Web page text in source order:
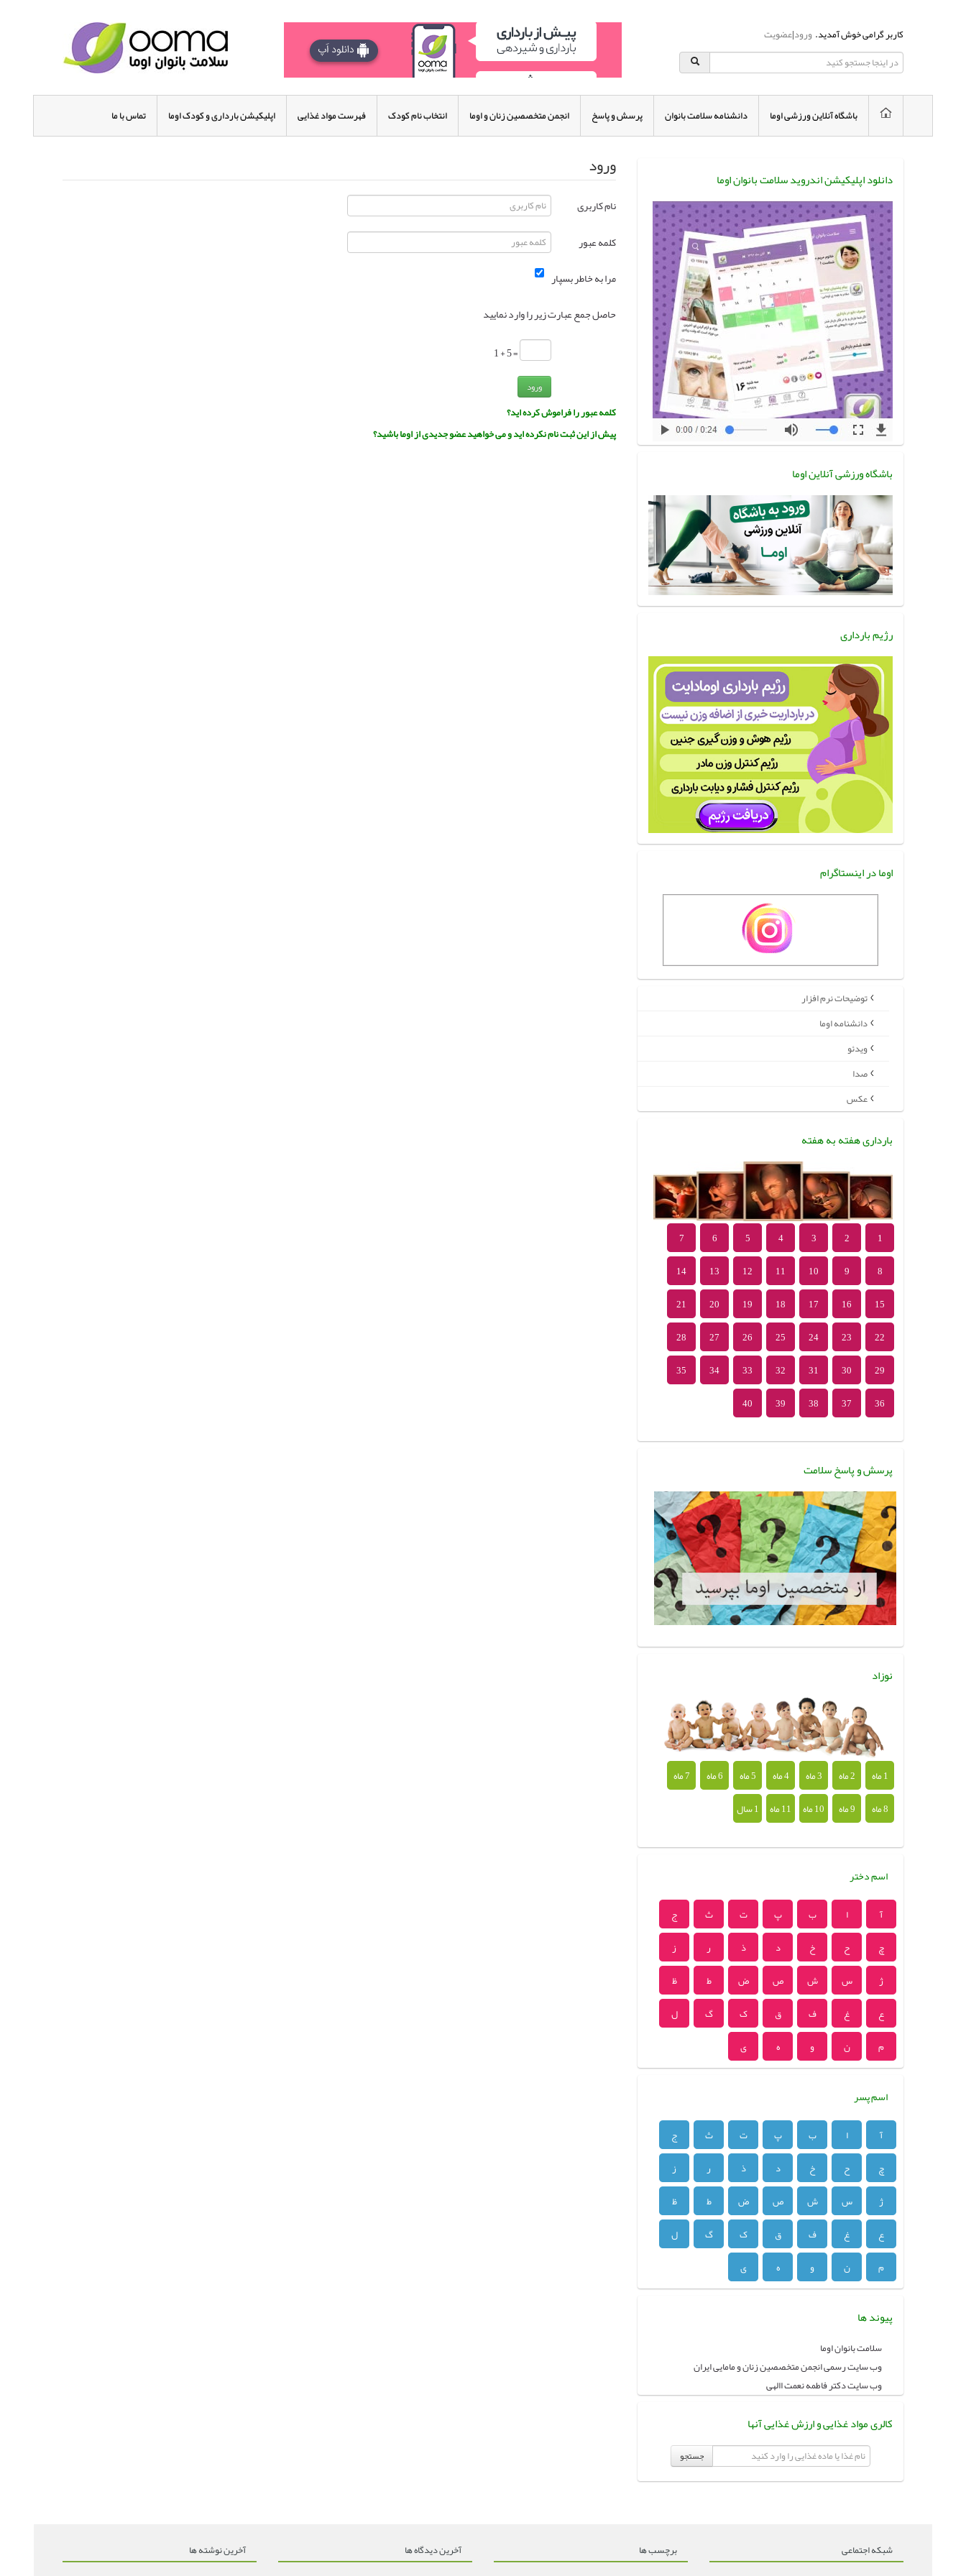
کاربر گرامی خوش آمدید.ورود|عضویت
باشگاه آنلاین ورزشی اوما دانشنامه سلامت بانوان پرسش و پاسخ انجمن متخصصین زنان و اوما انتخاب نام کودک فهرست مواد غذایی اپلیکیشن بارداری و کودک اوما تماس با ما
ورود
نام کاربری
کلمه عبور
مرا به خاطر بسپار
حاصل جمع عبارت زیر را وارد نمایید
= 5 + 1
ورود
کلمه عبور را فراموش کرده اید؟
پیش از این ثبت نام نکرده اید و می خواهید عضو جدیدی از اوما باشید؟
دانلود اپلیکیشن اندروید سلامت بانوان اوما
باشگاه ورزشی آنلاین اوما
رژیم بارداری
اوما در اینستاگرام
توضیحات نرم افزار
دانشنامه اوما
ویدئو
صدا
عکس
بارداری هفته به هفته
1
2
3
4
5
6
7
8
9
10
11
12
13
14
15
16
17
18
19
20
21
22
23
24
25
26
27
28
29
30
31
32
33
34
35
36
37
38
39
40
پرسش و پاسخ سلامت
نوزاد
1 ماه 2 ماه 3 ماه 4 ماه 5 ماه 6 ماه
7 ماه
8 ماه
9 ماه 10 ماه 11 ماه 1 سال
اسم دختر
آ ا ب پ ت ث
ج
چ
ح خ د ذ ر
ز
ژ
س ش ص ض ط
ظ
ع
غ ف ق ک گ
ل
م
ن و ه ی
اسم پسر
آ ا ب پ ت ث
ج
چ
ح خ د ذ ر
ز
ژ
س ش ص ض ط
ظ
ع
غ ف ق ک گ
ل
م
ن و ه ی
پیوند ها
سلامت بانوان اوما
وب سایت رسمی انجمن متخصصین زنان و مامایی ایران
وب سایت دکتر فاطمه نعمت االهی
کالری مواد غذایی و ارزش غذایی آنها
جستجو
آخرین نوشته ها آخرین دیدگاه ها برچسب ها شبکه اجتماعی